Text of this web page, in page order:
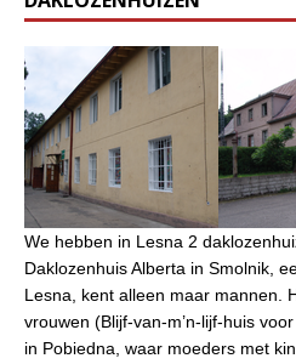
We hebben in Lesna 2
Daklozenhuis Alberta in Smolnik,
Lesna, kent alleen maar mannen.
vrouwen (Blijf-van-m’n-lijf-huis
in Pobiedna, waar moeders met